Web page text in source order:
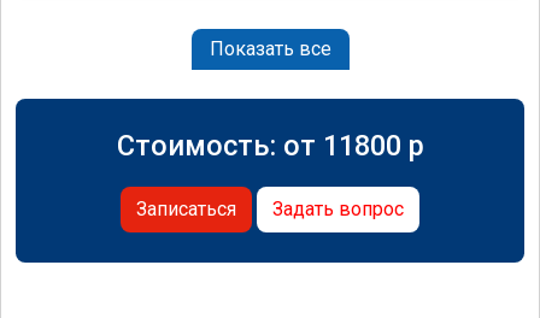
Показать все
Стоимость: от 11800 p
Записаться Задать вопрос